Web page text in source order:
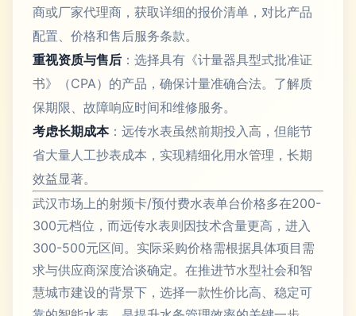
商或厂家代理商，获取详细的报价清单，对比产品
配置、价格和售后服务条款。
重视资质与售后 ：选择具有《计量器具型式批准证
书》（CPA）的产品，确保计量准确合法。了解质
保期限、故障响应时间和维修服务。
考虑长期成本：远传水表虽然前期投入高，但能节
省大量人工抄表成本，实现精细化用水管理，长期
效益显著。
武汉市场上的射频卡/预付费水表单台价格多在200-
300元档位，而远传水表则因技术含量更高，进入
300-500元区间。实际采购价格需根据具体项目需
求与供应商深度洽谈确定。在推进节水型社会和智
慧城市建设的背景下，选择一款性价比高、稳定可